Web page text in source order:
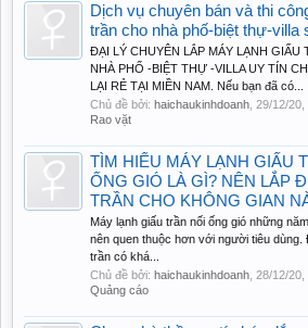
Dịch vụ chuyên bán và thi
trần cho nhà phố-biệt thự-villa
ĐẠI LÝ CHUYÊN LẮP MÁY LẠNH GIẤU
NHÀ PHỐ -BIỆT THỰ -VILLA UY TÍN
LẠI RẺ TẠI MIỀN NAM. Nếu bạn đã có...
Chủ đề bởi: haichaukinhdoanh 29/12/20
Rao vặt
TÌM HIỂU MÁY LẠNH GIẤU
ỐNG GIÓ LÀ GÌ? NÊN LẮP
TRẦN CHO KHÔNG GIAN
Máy lạnh giấu trần nối ống gió những
nên quen thuộc hơn với người tiêu dùng.
trần có khá...
Chủ đề bởi: haichaukinhdoanh 28/12/20
Quảng cáo